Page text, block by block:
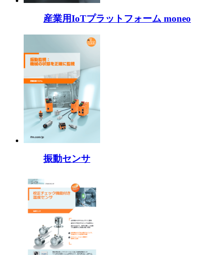
産業用IoTプラットフォーム moneo
振動センサ